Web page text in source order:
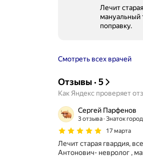
Лечит
мануальный
поправку.
Смотреть всех врачей
Отзывы· 5
Как Яндекс проверяет
Сергей Парфенов
3 отзыва Знаток
17 марта
Лечит старая гвардия,
Антонович- невролог ,